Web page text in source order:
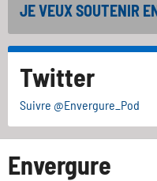
JE VEUX SOUTENIR
Twitter
Suivre @Envergure_Pod
Envergure